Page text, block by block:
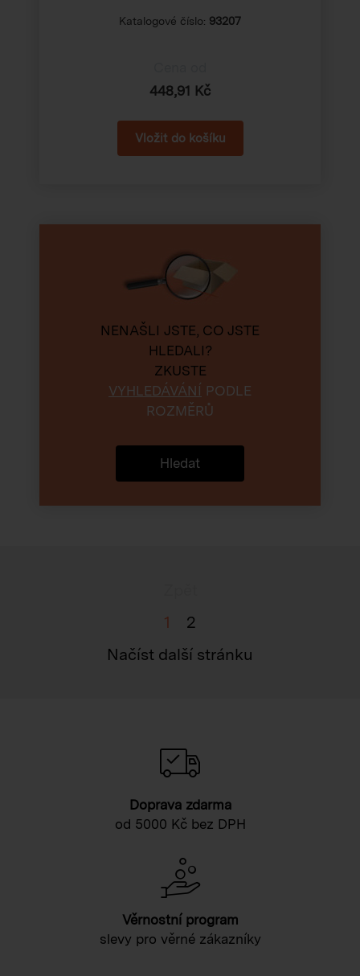
Katalogové číslo: 93207
448,91 Kč
NENAŠLI JSTE, CO JSTE
HLEDALI?
ZKUSTE
VYHLEDÁVÁNÍ PODLE
ROZMĚRŮ
Hledat
1
2
Načíst další stránku
Doprava zdarma
od 5000 Kč bez DPH
Věrnostní program
slevy pro věrné zákazníky